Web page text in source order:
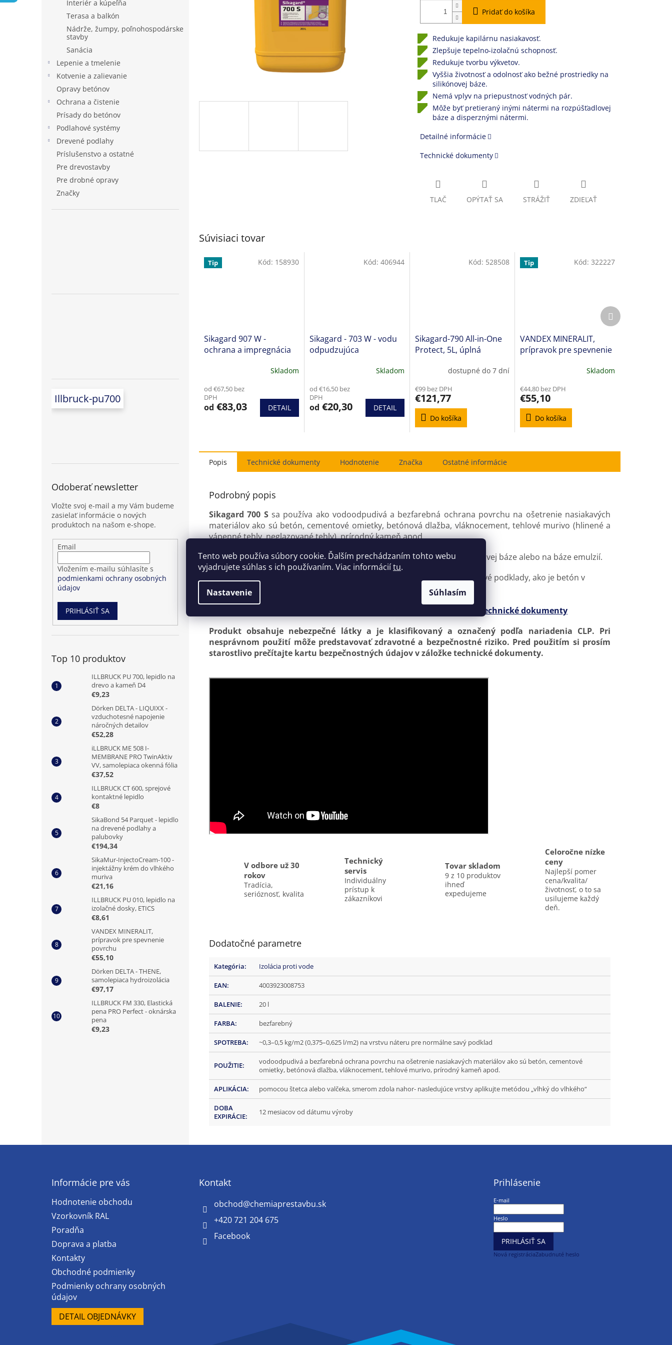
Tento web používa súbory cookie. Ďalším prechádzaním tohto webu
vyjadrujete súhlas s ich používaním. Viac informáciítu.
Nastavenie Súhlasím
Interiér a kúpeľňa
Terasa a balkón
Nádrže, žumpy, poľnohospodárske
stavby
Sanácia
Lepenie a tmelenie
Kotvenie a zalievanie
Opravy betónov
Ochrana a čistenie
Prísady do betónov
Podlahové systémy
Drevené podlahy
Príslušenstvo a ostatné
Pre drevostavby
Pre drobné opravy
Značky
Illbruck-pu700
Odoberať newsletter
Vložte svoj e-mail a my Vám budeme
zasielať informácie o nových
produktoch na našom e-shope.
Přihlášení
odběru
novinek
Email
Vložením e-mailu súhlasíte s
podmienkami ochrany osobných
údajov
PRIHLÁSIŤ SA
Top 10 produktov
ILLBRUCK PU 700, lepidlo na
drevo a kameň D4
€9,23
Dörken DELTA - LIQUIXX -
vzduchotesné napojenie
náročných detailov
€52,28
iLLBRUCK ME 508 I-
MEMBRANE PRO TwinAktiv
VV, samolepiaca okenná fólia
€37,52
ILLBRUCK CT 600, sprejové
kontaktné lepidlo
€8
SikaBond 54 Parquet - lepidlo
na drevené podlahy a
palubovky
€194,34
SikaMur-InjectoCream-100 -
injektážny krém do vlhkého
muriva
€21,16
ILLBRUCK PU 010, lepidlo na
izolačné dosky, ETICS
€8,61
VANDEX MINERALIT,
prípravok pre spevnenie
povrchu
€55,10
Dörken DELTA - THENE,
samolepiaca hydroizolácia
€97,17
ILLBRUCK FM 330, Elastická
pena PRO Perfect - oknárska
pena
€9,23
Pridať do košíka
Redukuje kapilárnu nasiakavosť.
Zlepšuje tepelno-izolačnú schopnosť.
Redukuje tvorbu výkvetov.
Vyššia životnosť a odolnosť ako bežné prostriedky na
silikónovej báze.
Nemá vplyv na priepustnosť vodných pár.
Môže byť pretieraný inými nátermi na rozpúšťadlovej
báze a disperznými nátermi.
Detailné informácie
Technické dokumenty
TLAČ OPÝTAŤ SA STRÁŽIŤ ZDIEĽAŤ
Súvisiaci tovar
Tip
Sikagard 907 W -
ochrana a impregnácia
produktu
je
4,6
Skladom
od €67,50 bez
DPH
od €83,03 DETAIL
Kód: 158930
Sikagard - 703 W - vodu
odpudzujúca
produktu
je
4,7
Skladom
od €16,50 bez
DPH
od €20,30 DETAIL
Kód: 406944
Sikagard-790 All-in-One
Protect, 5L, úplná
dostupné do 7 dní
€99 bez DPH
€121,77
Do košíka
Kód: 528508 Tip
VANDEX MINERALIT,
prípravok pre spevnenie
Skladom
€44,80 bez DPH
€55,10
Do košíka
Kód: 322227
Ďalší
produkt
Popis Hodnotenie Značka Ostatné informácie
Podrobný popis
Sikagard 700 Ssa používa ako vodoodpudivá a bezfarebná ochrana povrchu na ošetrenie nasiakavých
materiálov ako sú betón, cementové omietky, betónová dlažba, vláknocement, tehlové murivo (hlinené a
vápenné tehly, neglazované tehly), prírodný kameň apod.
Môže byť použitý ako hydrofóbna penetrácia pod nátermi na rozpúšťadlovej báze alebo na báze emulzií.
Možno použiť ako hydrofóbna impregnácia (hydrofóbne ošetrenie) na savé podklady, ako je betón v
stavebníctve alebo pre stavebné betónové konštrukcie.
Technické dokumenty
Produkt obsahuje nebezpečné látky a je klasifikovaný a označený podľa nariadenia CLP. Pri
nesprávnom použití môže predstavovať zdravotné a bezpečnostné riziko. Pred použitím si prosím
starostlivo prečítajte kartu bezpečnostných údajov v záložke technické dokumenty.
Celoročne nízke
ceny
Najlepší pomer
cena/kvalita/
životnosť, o to sa
usilujeme každý
deň.
Technický
servis
Individuálny
prístup k
zákazníkovi
Tovar skladom
9 z 10 produktov
ihneď
expedujeme
V odbore už 30
rokov
Tradícia,
serióznosť, kvalita
Dodatočné parametre
Kategória: Izolácia proti vode
EAN: 4003923008753
BALENIE: 20 l
FARBA: bezfarebný
SPOTREBA: ~0,3–0,5 kg/m2 (0,375–0,625 l/m2) na vrstvu náteru pre normálne savý podklad
POUŽITIE:
vodoodpudivá a bezfarebná ochrana povrchu na ošetrenie nasiakavých materiálov ako sú betón, cementové
omietky, betónová dlažba, vláknocement, tehlové murivo, prírodný kameň apod.
APLIKÁCIA: pomocou štetca alebo valčeka, smerom zdola nahor- nasledujúce vrstvy aplikujte metódou „vlhký do vlhkého“
DOBA
EXPIRÁCIE: 12 mesiacov od dátumu výroby
Informácie pre vás
Hodnotenie obchodu
Vzorkovník RAL
Poradňa
Doprava a platba
Kontakty
Obchodné podmienky
Podmienky ochrany osobných
údajov
DETAIL OBJEDNÁVKY
Kontakt
obchod@chemiaprestavbu.sk
+420 721 204 675
Facebook
Prihlásenie
E-mail
Heslo
PRIHLÁSIŤ SA
Nová registráciaZabudnuté heslo